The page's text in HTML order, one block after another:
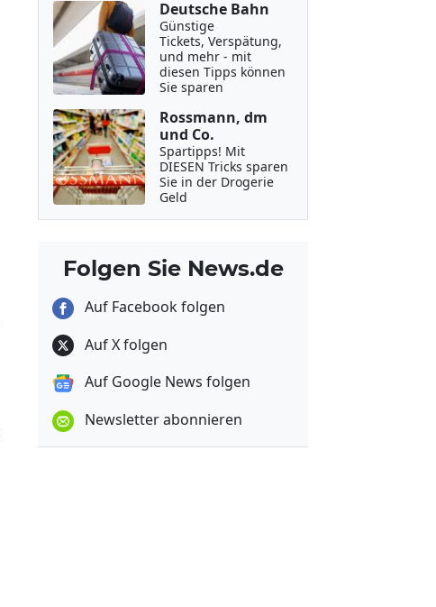
Deutsche Bahn
Günstige
Tickets, Verspätung,
und mehr - mit
diesen Tipps können
Sie sparen
Rossmann, dm
und Co.
Spartipps! Mit
DIESEN Tricks sparen
Sie in der Drogerie
Geld
Folgen Sie News.de
Auf Facebook folgen
Auf X folgen
Auf Google News folgen
Newsletter abonnieren